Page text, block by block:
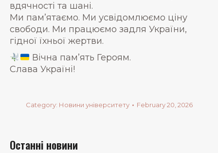
вдячності та шані.
Ми пам’ятаємо. Ми усвідомлюємо ціну
свободи. Ми працюємо задля України,
гідної їхньої жертви.
Вічна пам’ять Героям.
Слава Україні!
Category: Новини університету February 20, 2026
Останні новини